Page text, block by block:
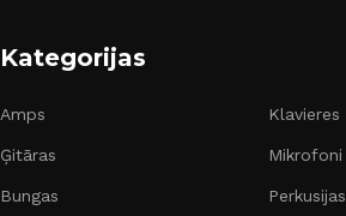
Kategorijas
Amps
Ģitāras
Bungas
Klavieres
Mikrofoni
Perkusijas